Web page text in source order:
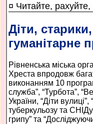
¤ Читайте, рахуйте,
Діти,
гуманітарне
Рівненська міська
Хреста впродовж
виконанням 10
служба”, “Турбота”,
України, “Діти
туберкульозу та
грипу” та